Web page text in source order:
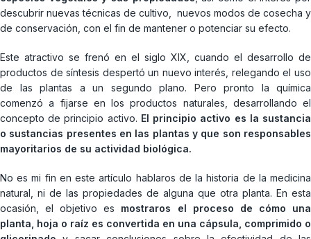
descubrir nuevas técnicas de cultivo, nuevos modos de cosecha y
de conservación, con el fin de mantener o potenciar su efecto.
Este atractivo se frenó en el siglo XIX, cuando el desarrollo de
productos de síntesis despertó un nuevo interés, relegando el uso
de las plantas a un segundo plano. Pero pronto la química
comenzó a fijarse en los productos naturales, desarrollando el
concepto de principio activo. El principio activo es la sustancia
o sustancias presentes en las plantas y que son responsables
mayoritarios de su actividad biológica.
No es mi fin en este artículo hablaros de la historia de la medicina
natural, ni de las propiedades de alguna que otra planta. En esta
ocasión, el objetivo es mostraros el proceso de cómo una
planta, hoja o raíz es convertida en una cápsula, comprimido o